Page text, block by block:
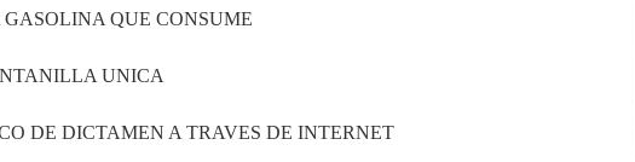
QUE CONSUME
UNICA
DE DICTAMEN A TRAVES DE INTERNET